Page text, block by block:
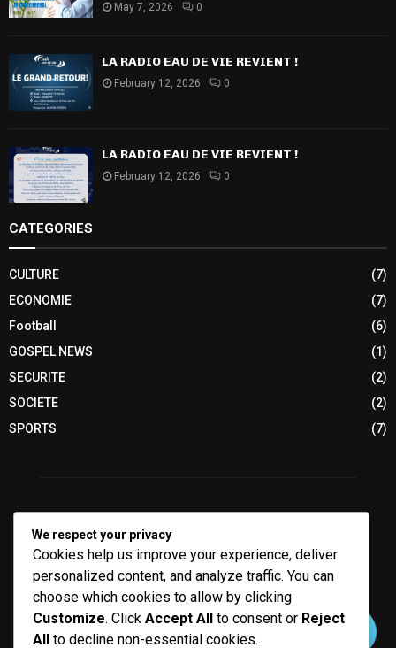
May 7, 2026 0
LA RADIO EAU DE VIE REVIENT !
February 12, 2026 0
LA RADIO EAU DE VIE REVIENT !
February 12, 2026 0
CATEGORIES
CULTURE
(7)
ECONOMIE
(7)
Football
(6)
GOSPEL NEWS
(1)
SECURITE
(2)
SOCIETE
(2)
SPORTS
(7)
We respect your privacy
Cookies help us improve your experience, deliver
personalized content, and analyze traffic. You can
choose which cookies to allow by clicking
Customize. Click Accept All to consent or Reject
All to decline non-essential cookies.